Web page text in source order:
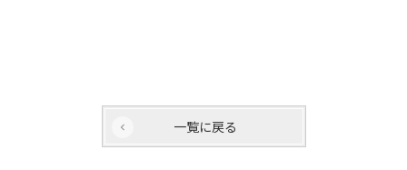
一覧に戻る